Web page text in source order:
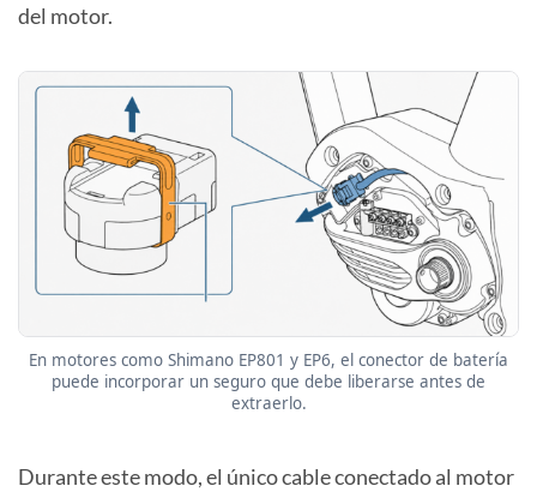
del motor.
En motores como Shimano EP801 y EP6, el conector de batería
puede incorporar un seguro que debe liberarse antes de
extraerlo.
Durante este modo, el único cable conectado al motor